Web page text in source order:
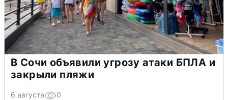
В Сочи объявили угрозу атаки БПЛА и
закрыли пляжи
6 августа 0